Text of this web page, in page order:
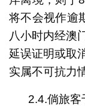
将不会视作逾
八小时内经澳
延误证明或取
实属不可抗力
2.4.倘旅客